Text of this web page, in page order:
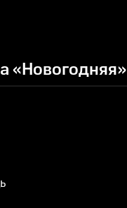
«Новогодняя»